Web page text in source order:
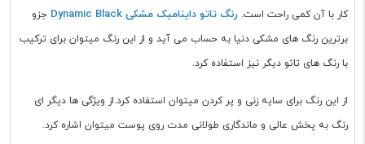
کار با آن کمی راحت است. رنگ تاتو داینامیک مشکی Dynamic Black
جزو
برترین رنگ های مشکی دنیا به حساب می آید و از این رنگ میتوان برای ترکیب
با رنگ های تاتو دیگر نیز استفاده کرد.
از این رنگ برای سایه زنی و پر کردن میتوان استفاده کرد.از ویژگی ها دیگر ای
رنگ به پخش عالی و ماندگاری طولانی مدت روی پوست میتوان اشاره کرد.